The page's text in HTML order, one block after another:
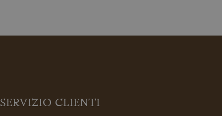
SERVIZIO CLIENTI